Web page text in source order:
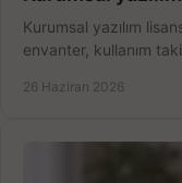
Kurumsal yazılım
envanter, kullanım
26 Haziran 2026